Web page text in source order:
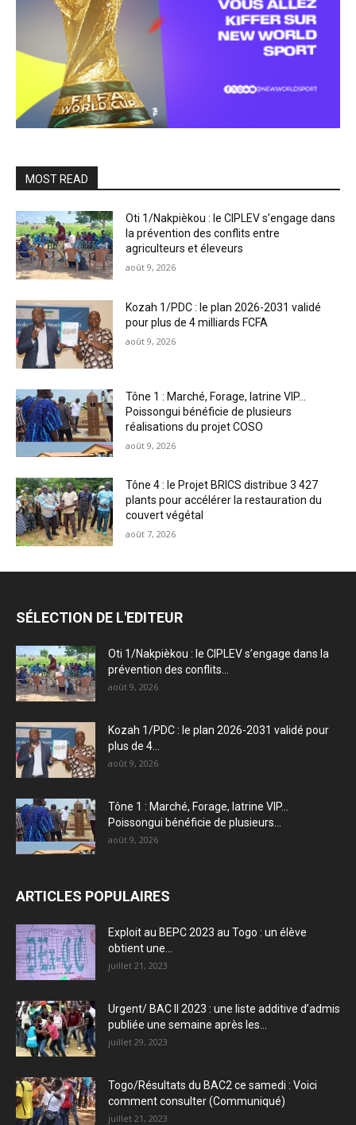
MOST READ
Oti 1/Nakpièkou : le CIPLEV s’engage dans
la prévention des conflits entre
agriculteurs et éleveurs
août 9, 2026
Kozah 1/PDC : le plan 2026-2031 validé
pour plus de 4 milliards FCFA
août 9, 2026
Tône 1 : Marché, Forage, latrine VIP…
Poissongui bénéficie de plusieurs
réalisations du projet COSO
août 9, 2026
Tône 4 : le Projet BRICS distribue 3 427
plants pour accélérer la restauration du
couvert végétal
août 7, 2026
SÉLECTION DE L'EDITEUR
Oti 1/Nakpièkou : le CIPLEV s’engage dans la
prévention des conflits...
août 9, 2026
Kozah 1/PDC : le plan 2026-2031 validé pour
plus de 4...
août 9, 2026
Tône 1 : Marché, Forage, latrine VIP…
Poissongui bénéficie de plusieurs...
août 9, 2026
ARTICLES POPULAIRES
Exploit au BEPC 2023 au Togo : un élève
obtient une...
juillet 21, 2023
Urgent/ BAC II 2023 : une liste additive d’admis
publiée une semaine après les...
juillet 29, 2023
Togo/Résultats du BAC2 ce samedi : Voici
comment consulter (Communiqué)
juillet 21, 2023